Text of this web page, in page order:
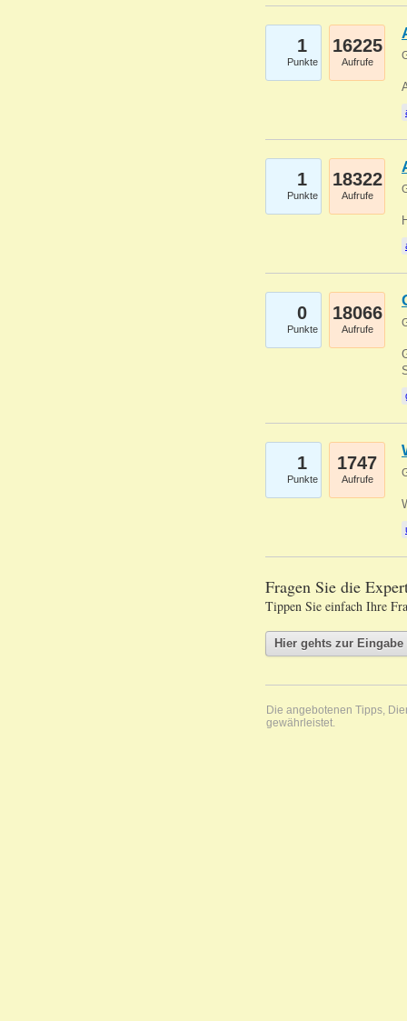
1
Punkte
16225
Aufrufe
1
Punkte
18322
Aufrufe
0
Punkte
18066
Aufrufe
1
Punkte
1747
Aufrufe
Fragen Sie die
Tippen Sie einfach Ihre
Die angebotenen Tipps,
gewährleistet.